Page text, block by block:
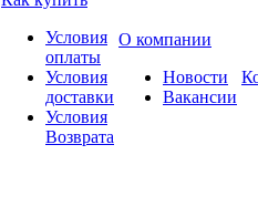
Условия
оплаты
Условия
доставки
Условия
Возврата
О компании
Новости
Вакансии